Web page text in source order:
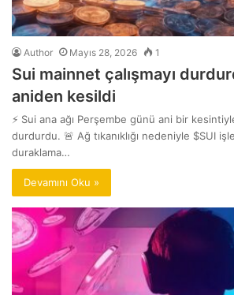
Author Mayıs 28, 2026 1
Sui mainnet çalışmayı
aniden kesildi
⚡ Sui ana ağı Perşembe günü ani bir kesintiyle
durdurdu. 🚨 Ağ tıkanıklığı nedeniyle $SUI
duraklama…
Devamını Oku »